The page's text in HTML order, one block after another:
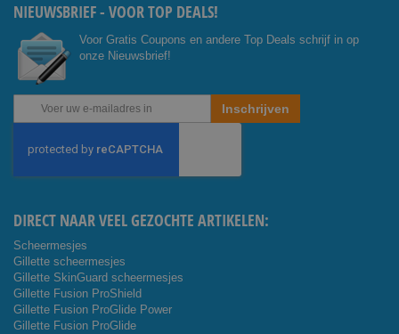
NIEUWSBRIEF - VOOR TOP DEALS!
Voor Gratis Coupons en andere Top Deals schrijf in op
onze Nieuwsbrief!
Abonneer
onze
Inschrijven
DIRECT NAAR VEEL GEZOCHTE ARTIKELEN:
Scheermesjes
Gillette scheermesjes
Gillette SkinGuard scheermesjes
Gillette Fusion ProShield
Gillette Fusion ProGlide Power
Gillette Fusion ProGlide